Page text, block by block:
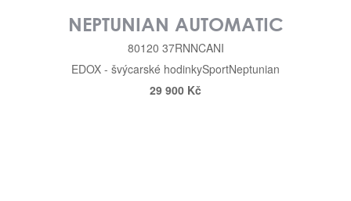
NEPTUNIAN AUTOMATIC
80120 37RNNCANI
EDOX - švýcarské hodinkySportNeptunian
29 900 Kč